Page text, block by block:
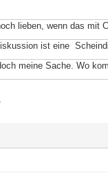
lieben, wenn das mit
ist eine
meine Sache. Wo